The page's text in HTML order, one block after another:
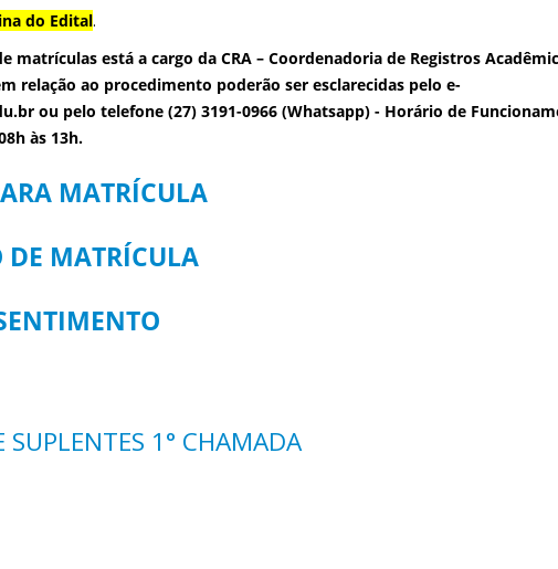
do Edital.
matrículas está a cargo da CRA – Coordenadoria de Registros
relação ao procedimento poderão ser esclarecidas pelo e-
ou pelo telefone (27) 3191-0966 (Whatsapp) - Horário de
às 13h.
MATRÍCULA
DE MATRÍCULA
SUPLENTES 1° CHAMADA